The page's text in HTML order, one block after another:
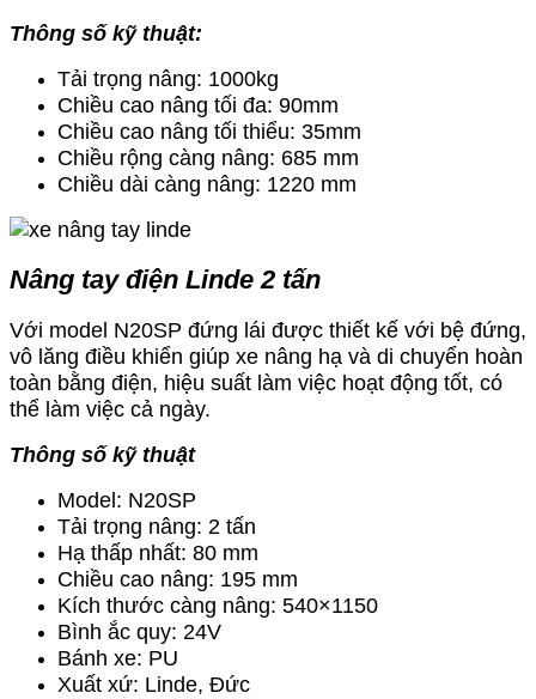
Thông số kỹ thuật:
Tải trọng nâng: 1000kg
Chiều cao nâng tối đa: 90mm
Chiều cao nâng tối thiểu: 35mm
Chiều rộng càng nâng: 685 mm
Chiều dài càng nâng: 1220 mm
Nâng tay điện Linde 2 tấn
Với model N20SP đứng lái được thiết kế với bệ đứng,
vô lăng điều khiển giúp xe nâng hạ và di chuyển hoàn
toàn bằng điện, hiệu suất làm việc hoạt động tốt, có
thể làm việc cả ngày.
Thông số kỹ thuật
Model: N20SP
Tải trọng nâng: 2 tấn
Hạ thấp nhất: 80 mm
Chiều cao nâng: 195 mm
Kích thước càng nâng: 540×1150
Bình ắc quy: 24V
Bánh xe: PU
Xuất xứ: Linde, Đức